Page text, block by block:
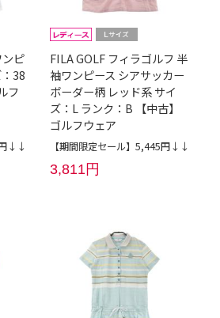
ピ
38
フ
円↓↓
FILA GOLF フィラゴルフ 半
袖ワンピース シアサッカー
ボーダー柄 レッド系 サイ
ズ：L ランク：B 【中古】
ゴルフウェア
【期間限定セール】5,445円↓↓
3,811円